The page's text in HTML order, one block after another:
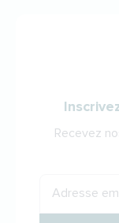
Recevez
Adresse